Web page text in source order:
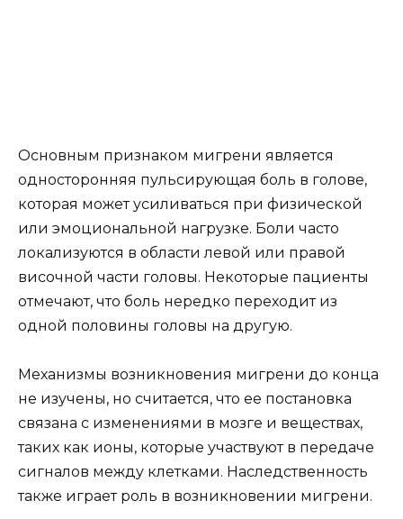
Основным признаком мигрени является
односторонняя пульсирующая боль в голове,
которая может усиливаться при физической
или эмоциональной нагрузке. Боли часто
локализуются в области левой или правой
височной части головы. Некоторые пациенты
отмечают, что боль нередко переходит из
одной половины головы на другую.
Механизмы возникновения мигрени до конца
не изучены, но считается, что ее постановка
связана с изменениями в мозге и веществах,
таких как ионы, которые участвуют в передаче
сигналов между клетками. Наследственность
также играет роль в возникновении мигрени.